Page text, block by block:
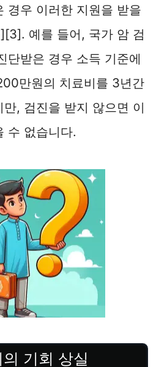
경우 이러한 지원을 받을
예를 들어, 국가 암 검
단받은 경우 소득 기준에
만원의 치료비를 3년간
, 검진을 받지 않으면 이
수 없습니다.
기회 상실